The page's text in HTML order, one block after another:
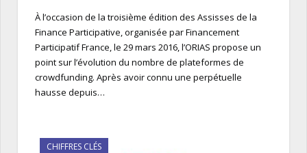
À l’occasion de la troisième édition des Assisses de la
Finance Participative, organisée par Financement
Participatif France, le 29 mars 2016, l’ORIAS propose un
point sur l’évolution du nombre de plateformes de
crowdfunding. Après avoir connu une perpétuelle
hausse depuis…
CHIFFRES CLÉS